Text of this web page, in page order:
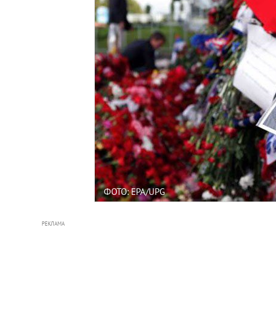
ФОТО: EPA/UPG
РЕКЛАМА